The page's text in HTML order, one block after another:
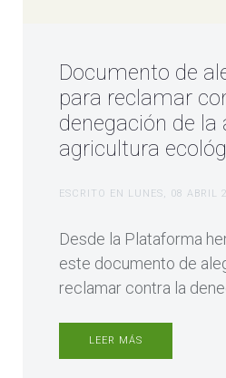
Documento de
para reclamar
denegación de la
agricultura
ESCRITO EN LUNES, 08 ABRIL
Desde la Plataforma
este documento de
reclamar contra la
LEER MÁS